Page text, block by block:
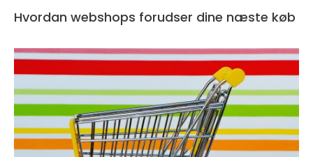
Hvordan webshops forudser dine næste køb